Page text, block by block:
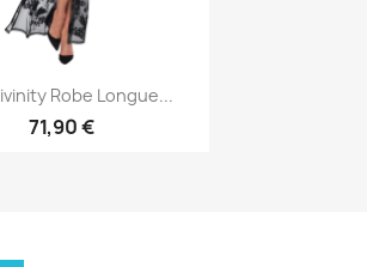
Aperçu rapide
Robe Longue...
71,90 €